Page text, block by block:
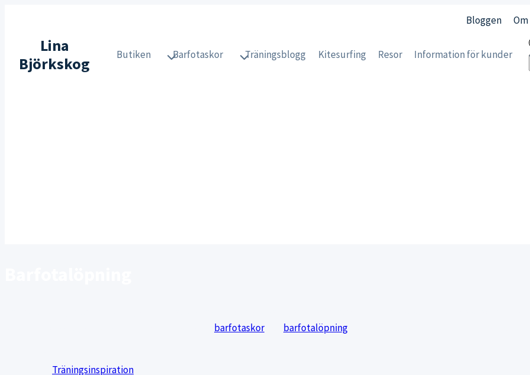
Bloggen
Lina
Björkskog
Butiken Barfotaskor Träningsblogg Kitesurfing Resor Information för kunder
barfotaskoroch barfotalöpning
Träningsinspiration